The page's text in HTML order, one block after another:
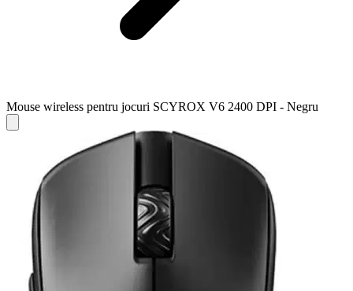
Mouse wireless pentru jocuri SCYROX V6 2400 DPI - Negru